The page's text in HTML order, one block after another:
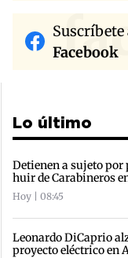
Suscríbete
Facebook
Lo último
Detienen a sujeto
huir de Carabineros
Hoy | 08:45
Leonardo DiCaprio
proyecto eléctrico en